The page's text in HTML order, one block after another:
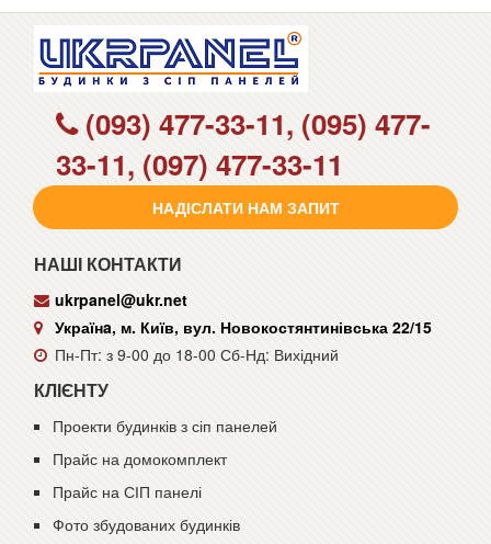
(093) 477-33-11, (095) 477-
33-11, (097) 477-33-11
НАДІСЛАТИ НАМ ЗАПИТ
НАШІ КОНТАКТИ
ukrpanel@ukr.net
Українa, м. Київ, вул. Новокостянтинівська 22/15
Пн-Пт: з 9-00 до 18-00 Сб-Нд: Вихідний
КЛІЄНТУ
Проекти будинків з сіп панелей
Прайс на домокомплект
Прайс на СІП панелі
Фото збудованих будинків